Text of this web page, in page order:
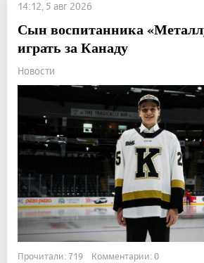
14:12, 5 авг 2026
Сын воспитанника
играть за Канаду
Новости
Прочитали: 719 Комментарии: 0